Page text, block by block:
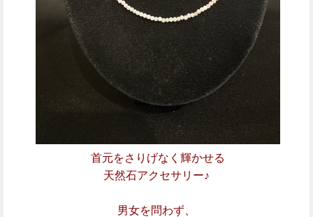
首元をさりげなく 輝かせる
天然石アクセサリー♪
男女を問わず、